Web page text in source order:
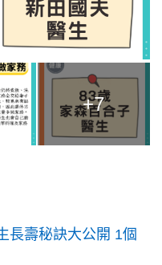
+7
長壽秘訣大公開 1個